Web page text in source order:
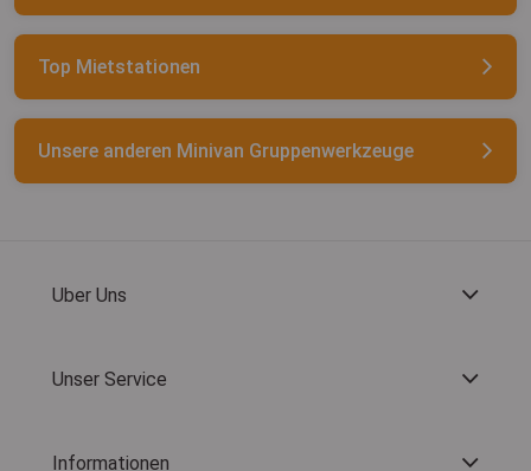
Top Mietstationen
Unsere anderen Minivan Gruppenwerkzeuge
Uber Uns
Unser Service
Informationen